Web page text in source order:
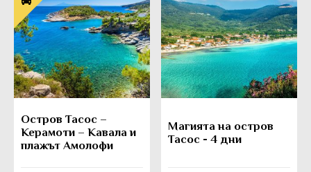
Остров Тасос –
Керамоти – Кавала и
плажът Амолофи
Магията на остров
Тасос - 4 дни